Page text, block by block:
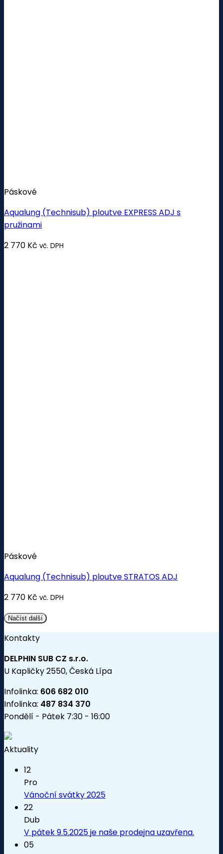
Páskové
Aqualung (Technisub) ploutve EXPRESS ADJ s
pružinami
2 770 Kč vč. DPH
Páskové
Aqualung (Technisub) ploutve STRATOS ADJ
2 770 Kč vč. DPH
Načíst další
Kontakty
DELPHIN SUB CZ s.r.o.
U Kapličky 2550, Česká Lípa
Infolinka: 606 682 010
Infolinka: 487 834 370
Pondělí - Pátek 7:30 - 16:00
Aktuality
12
Pro
Vánoční svátky 2025
22
Dub
V pátek 9.5.2025 je naše prodejna uzavřena.
05